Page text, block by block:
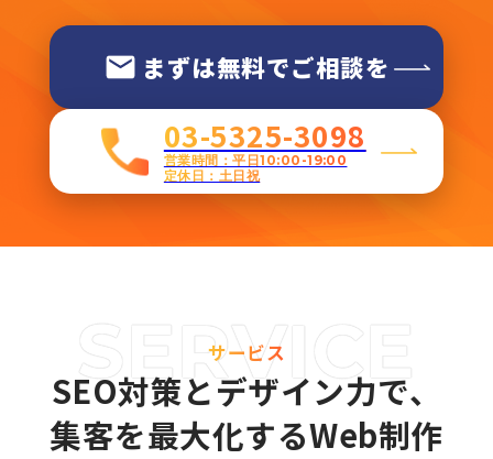
まずは無料でご相談を
03-5325-3098
営業時間：平日10:00-19:00
定休日：土日祝
サービス
SEO対策とデザイン力で、
集客を最大化するWeb制作